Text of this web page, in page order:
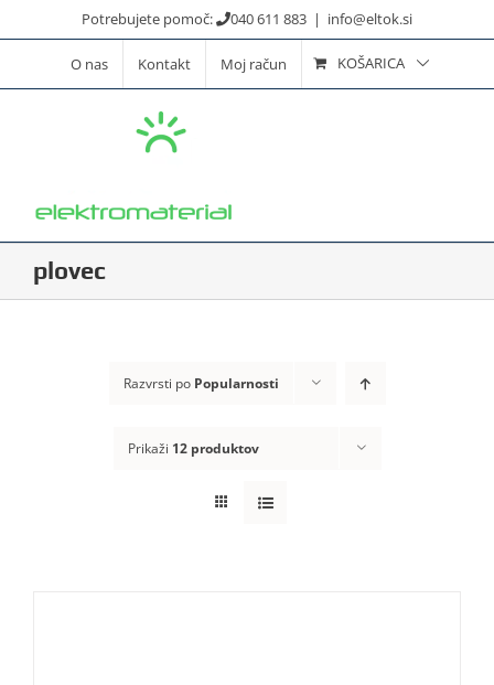
to
Potrebujete pomoč: 040 611 883 | info@eltok.si
O nas Kontakt Moj račun KOŠARICA
plovec
Razvrsti po Popularnosti
Prikaži 12 produktov